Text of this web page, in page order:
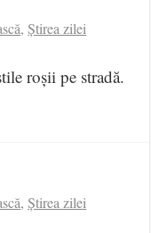
,Știrea zilei
roșii pe stradă.
,Știrea zilei